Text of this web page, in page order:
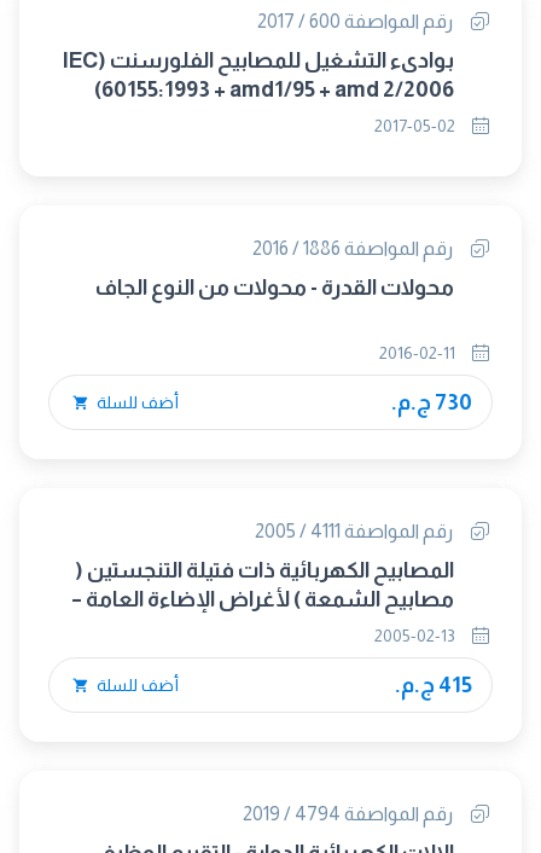
رقم المواصفة 600 / 2017
بوادىء التشغيل للمصابيح الفلورسنت (IEC
60155:1993 + amd1/95 + amd 2/2006)
(متبناه)
رقم المواصفة 1886 / 2016
محولات القدرة - محولات من النوع الجاف
730 ج.م. أضف للسلة
رقم المواصفة 4111 / 2005
المصابيح الكهربائية ذات فتيلة التنجستين (
مصابيح الشمعة ) لأغراض الإضاءة العامة –
المتطلبات العامة
415 ج.م. أضف للسلة
رقم المواصفة 4794 / 2019